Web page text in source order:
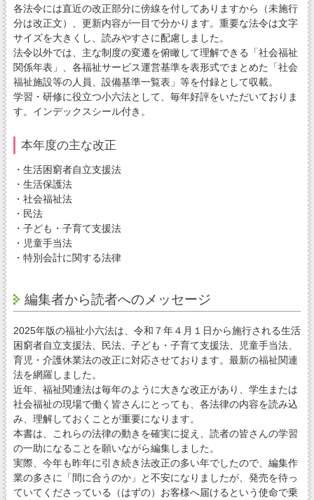
各法令には直近の改正部分に傍線を付してありますから（未施行
分は改正文）、更新内容が一目で分かります。重要な法令は文字
サイズを大きくし、読みやすさに配慮しました。
法令以外では、主な制度の変遷を俯瞰して理解できる「社会福祉
関係年表」、各福祉サービス運営基準を表形式でまとめた「社会
福祉施設等の人員、設備基準一覧表」等を付録として収載。
学習・研修に役立つ小六法として、毎年好評をいただいておりま
す。インデックスシール付き。
本年度の主な改正
・生活困窮者自立支援法
・生活保護法
・社会福祉法
・民法
・子ども・子育て支援法
・児童手当法
・特別会計に関する法律
編集者から読者へのメッセージ
2025年版の福祉小六法は、令和７年４月１日から施行される生活
困窮者自立支援法、民法、子ども・子育て支援法、児童手当法、
育児・介護休業法の改正に対応させております。最新の福祉関連
法を網羅しました。
近年、福祉関連法は毎年のように大きな改正があり、学生または
社会福祉の現場で働く皆さんにとっても、各法律の内容を読み込
み、理解しておくことが重要になります。
本書は、これらの法律の動きを確実に捉え、読者の皆さんの学習
の一助になることを願いながら編集しました。
実際、今年も昨年に引き続き法改正の多い年でしたので、編集作
業の多さに「間に合うのか」と不安になりましたが、発売を待っ
ていてくださっている（はずの）お客様へ届けるという使命で乗